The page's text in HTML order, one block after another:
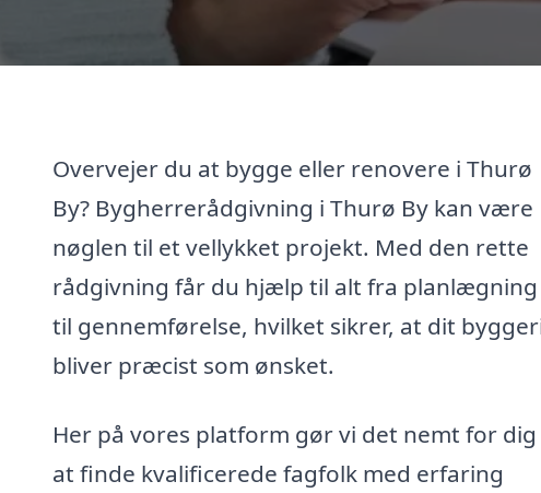
Overvejer du at bygge eller renovere i Thurø
By? Bygherrerådgivning i Thurø By kan være
nøglen til et vellykket projekt. Med den rette
rådgivning får du hjælp til alt fra planlægning
til gennemførelse, hvilket sikrer, at dit
bliver præcist som ønsket.
Her på vores platform gør vi det nemt for dig
at finde kvalificerede fagfolk med erfaring